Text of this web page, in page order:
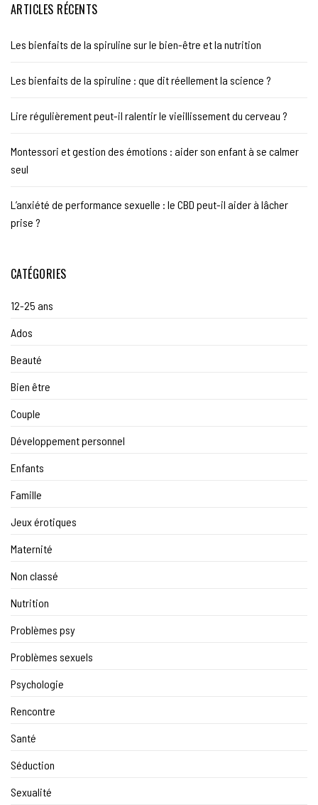
ARTICLES RÉCENTS
Les bienfaits de la spiruline sur le bien-être et la nutrition
Les bienfaits de la spiruline : que dit réellement la science ?
Lire régulièrement peut-il ralentir le vieillissement du cerveau ?
Montessori et gestion des émotions : aider son enfant à se calmer
seul
L’anxiété de performance sexuelle : le CBD peut-il aider à lâcher
prise ?
CATÉGORIES
12-25 ans
Ados
Beauté
Bien être
Couple
Développement personnel
Enfants
Famille
Jeux érotiques
Maternité
Non classé
Nutrition
Problèmes psy
Problèmes sexuels
Psychologie
Rencontre
Santé
Séduction
Sexualité